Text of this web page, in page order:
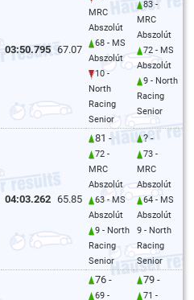
03:50.795 67.07
MRC
Abszolút
68 - MS
Abszolút
10 -
North
Racing
Senior
83 -
MRC
Abszolút
72 - MS
Abszolút
9 - North
Racing
Senior
04:03.262 65.85
81 -
72 -
MRC
Abszolút
63 - MS
Abszolút
9 - North
Racing
Senior
? -
73 -
MRC
Abszolút
64 - MS
Abszolút
9 - North
Racing
Senior
76 -
69 -
79 -
71 -